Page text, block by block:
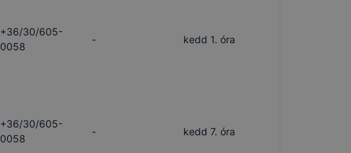
+36/30/605-
0058
- kedd 1. óra
+36/30/605-
0058
- kedd 7. óra